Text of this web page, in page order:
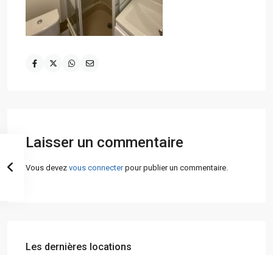
Laisser un commentaire
Vous devez vous connecterpour publier un commentaire.
Les dernières locations